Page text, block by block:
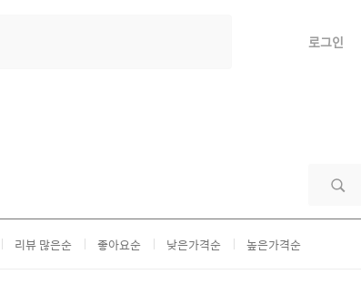
로그인
리뷰 많은순 좋아요순 낮은가격순 높은가격순